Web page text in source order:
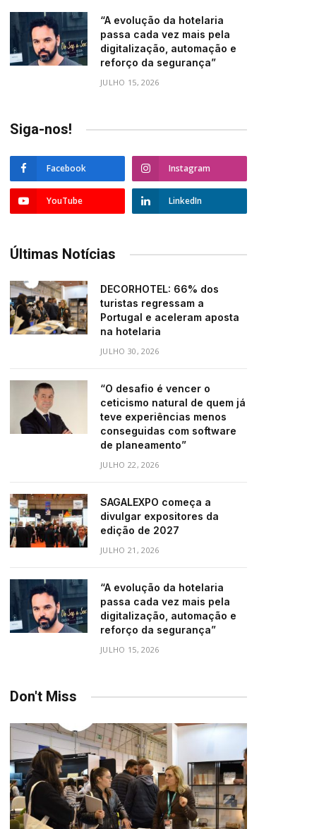
“A evolução da hotelaria
passa cada vez mais pela
digitalização, automação e
reforço da segurança”
JULHO 15, 2026
Siga-nos!
Facebook Instagram
YouTube LinkedIn
Últimas Notícias
DECORHOTEL: 66% dos
turistas regressam a
Portugal e aceleram aposta
na hotelaria
JULHO 30, 2026
“O desafio é vencer o
ceticismo natural de quem já
teve experiências menos
conseguidas com software
de planeamento”
JULHO 22, 2026
SAGALEXPO começa a
divulgar expositores da
edição de 2027
JULHO 21, 2026
“A evolução da hotelaria
passa cada vez mais pela
digitalização, automação e
reforço da segurança”
JULHO 15, 2026
Don't Miss